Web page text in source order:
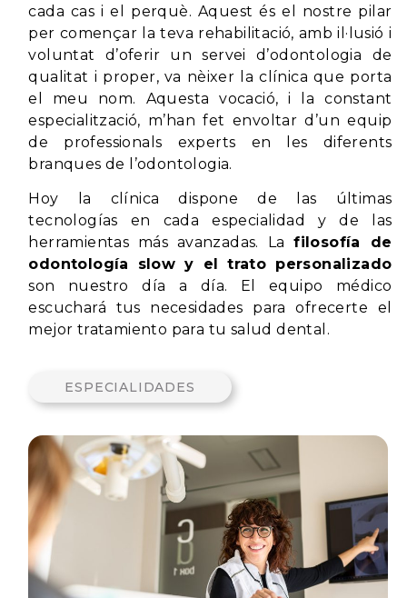
cada cas i el perquè. Aquest és el nostre pilar
per començar la teva rehabilitació, amb il·lusió i
voluntat d’oferir un servei d’odontologia de
qualitat i proper, va nèixer la clínica que porta
el meu nom. Aquesta vocació, i la constant
especialització, m’han fet envoltar d’un equip
de professionals experts en les diferents
branques de l’odontologia.
Hoy la clínica dispone de las últimas
tecnologías en cada especialidad y de las
herramientas más avanzadas. Lafilosofía de
odontología slow y el trato personalizado
son nuestro día a día. El equipo médico
escuchará tus necesidades para ofrecerte el
mejor tratamiento para tu salud dental.
ESPECIALIDADES